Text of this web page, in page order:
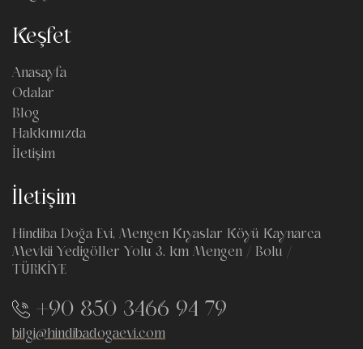
Keşfet
Anasayfa
Odalar
Blog
Hakkımızda
İletişim
İletişim
Hindiba Doğa Evi, Mengen Kıyaslar Köyü Kaynarca
Mevkii Yedigöller Yolu 3. km Mengen / Bolu /
TÜRKİYE
+90 850 3466 94 79
bilgi@hindibadogaevi.com